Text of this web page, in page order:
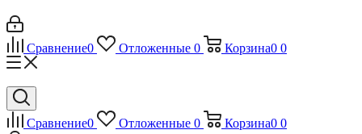
Сравнение0 Отложенные 0 Корзина0 0
Сравнение0 Отложенные 0 Корзина0 0